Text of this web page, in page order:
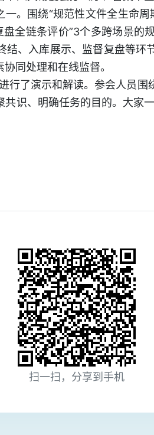
。围绕“规范性文件全生命周
盘全链条评价”3个多跨场景
、入库展示、监督复盘等环
同处理和在线监督。
了演示和解读。参会人员围
识、明确任务的目的。大家
扫一扫，分享到手机